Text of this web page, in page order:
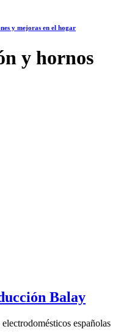
y mejoras en el hogar
y hornos
Balay
españolas